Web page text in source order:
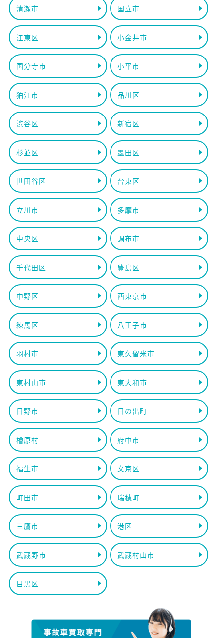
清瀬市 国立市
江東区 小金井市
国分寺市 小平市
狛江市 品川区
渋谷区 新宿区
杉並区 墨田区
世田谷区 台東区
立川市 多摩市
中央区 調布市
千代田区 豊島区
中野区 西東京市
練馬区 八王子市
羽村市 東久留米市
東村山市 東大和市
日野市 日の出町
檜原村 府中市
福生市 文京区
町田市 瑞穂町
三鷹市 港区
武蔵野市 武蔵村山市
目黒区